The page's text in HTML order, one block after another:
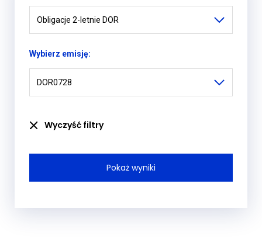
Obligacje 2-letnie DOR
Wybierz emisję:
DOR0728
Wyczyść filtry